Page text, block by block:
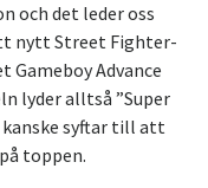
och det leder oss
nytt Street Fighter-
Gameboy Advance
lyder alltså ”Super
kanske syftar till att
toppen.